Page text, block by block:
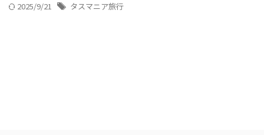
2025/9/21 タスマニア旅行